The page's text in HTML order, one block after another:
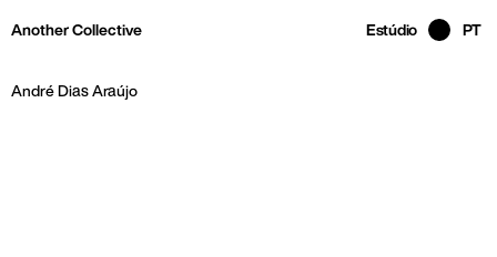
Another Collective
Estúdio PT
André Dias Araújo